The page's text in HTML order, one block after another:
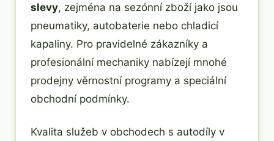
slevy, zejména na sezónní zboží jako jsou
pneumatiky, autobaterie nebo chladicí
kapaliny. Pro pravidelné zákazníky a
profesionální mechaniky nabízejí mnohé
prodejny věrnostní programy a speciální
obchodní podmínky.
Kvalita služeb v obchodech s autodíly v